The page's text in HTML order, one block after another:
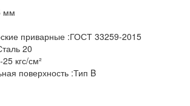
мм
приварные :ГОСТ 33259-2015
20
кгс/см²
поверхность :Тип B